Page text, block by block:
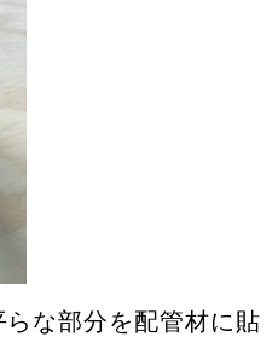
な部分を配管材に貼